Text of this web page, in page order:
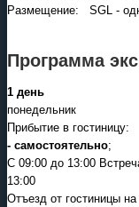
Размещение: SGL -
Программа
1 день
понедельник
Прибытие в гостиницу:
- самостоятельно;
С 09:00 до 13:00
13:00
Отъезд от гостиницы на